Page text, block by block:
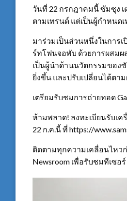
วันที่ 22 กรกฎาคมนี้ ซัมซุง
ตามเทรนด์ แต่เป็นผู้กำหนด
มาร่วมเป็นส่วนหนึ่งในการ
ร์ทโฟนจอพับ ด้วยการผสม
เป็นผู้นำด้านนวัตกรรมของ
ยิ่งขึ้น และปรับเปลี่ยนได้ตา
เตรียมรับชมการถ่ายทอด
ห้ามพลาด! ลงทะเบียนรับเค
22 ก.ค.นี้ ที่ https://
ติดตามทุกความเคลื่อนไหวก่
Newsroom เพื่อรับชมทีเซอ